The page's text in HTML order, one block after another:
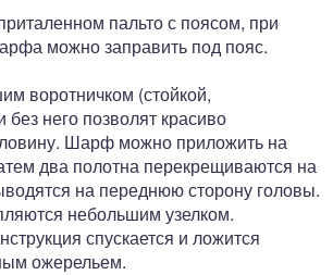
пальто с поясом, при
можно заправить под пояс.
воротничком (стойкой,
без него позволят красиво
Шарф можно приложить на
два полотна перекрещиваются на
на переднюю сторону головы.
небольшим узелком.
спускается и ложится
ожерельем.